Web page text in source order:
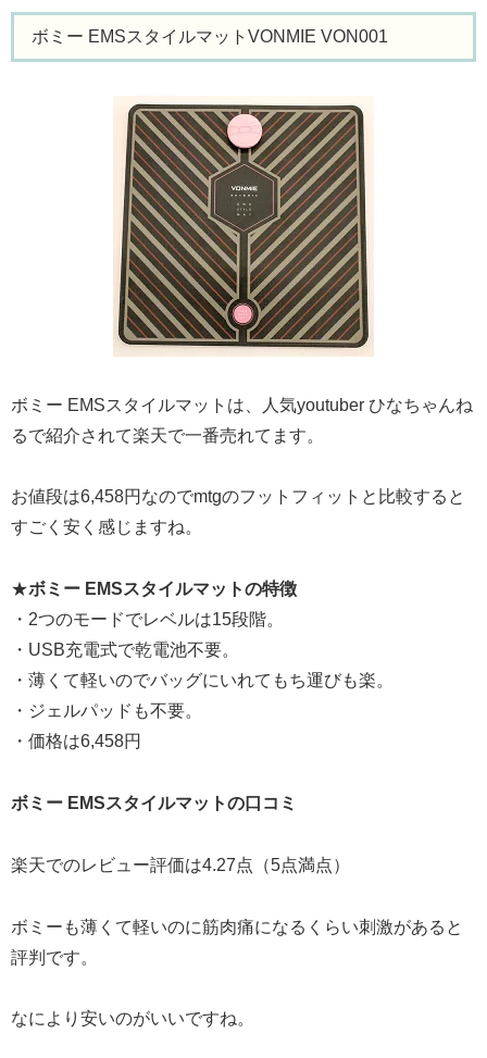
ボミー EMSスタイルマットVONMIE VON001
ボミー EMSスタイルマットは、人気youtuber ひなちゃんね
るで紹介されて楽天で一番売れてます。
お値段は6,458円なのでmtgのフットフィットと比較すると
すごく安く感じますね。
★ボミー EMSスタイルマットの特徴
・2つのモードでレベルは15段階。
・USB充電式で乾電池不要。
・薄くて軽いのでバッグにいれてもち運びも楽。
・ジェルパッドも不要。
・価格は6,458円
ボミー EMSスタイルマットの口コミ
楽天でのレビュー評価は4.27点（5点満点）
ボミーも薄くて軽いのに筋肉痛になるくらい刺激があると
評判です。
なにより安いのがいいですね。